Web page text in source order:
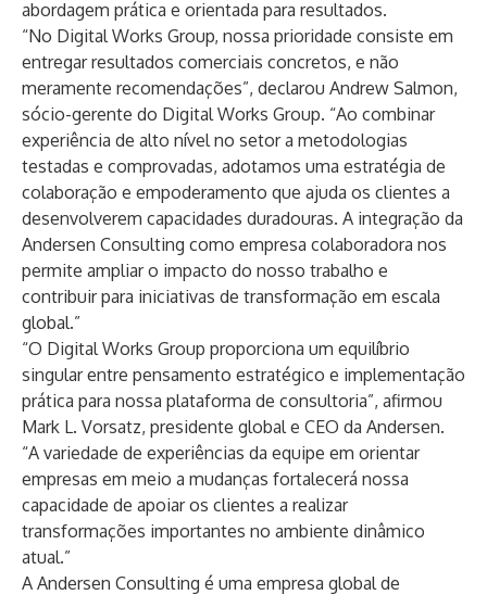
abordagem prática e orientada para resultados.
“No Digital Works Group, nossa prioridade consiste em
entregar resultados comerciais concretos, e não
meramente recomendações”, declarou Andrew Salmon,
sócio-gerente do Digital Works Group. “Ao combinar
experiência de alto nível no setor a metodologias
testadas e comprovadas, adotamos uma estratégia de
colaboração e empoderamento que ajuda os clientes a
desenvolverem capacidades duradouras. A integração da
Andersen Consulting como empresa colaboradora nos
permite ampliar o impacto do nosso trabalho e
contribuir para iniciativas de transformação em escala
global.”
“O Digital Works Group proporciona um equilíbrio
singular entre pensamento estratégico e implementação
prática para nossa plataforma de consultoria”, afirmou
Mark L. Vorsatz, presidente global e CEO da Andersen.
“A variedade de experiências da equipe em orientar
empresas em meio a mudanças fortalecerá nossa
capacidade de apoiar os clientes a realizar
transformações importantes no ambiente dinâmico
atual.”
A Andersen Consulting é uma empresa global de